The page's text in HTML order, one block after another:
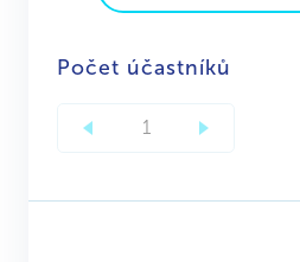
Počet účastníků